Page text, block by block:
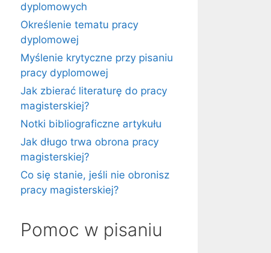
dyplomowych
Określenie tematu pracy
dyplomowej
Myślenie krytyczne przy pisaniu
pracy dyplomowej
Jak zbierać literaturę do pracy
magisterskiej?
Notki bibliograficzne artykułu
Jak długo trwa obrona pracy
magisterskiej?
Co się stanie, jeśli nie obronisz
pracy magisterskiej?
Pomoc w pisaniu